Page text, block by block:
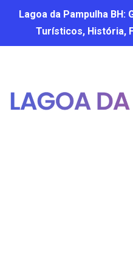
Lagoa da Pampulha BH:
Turísticos, História,